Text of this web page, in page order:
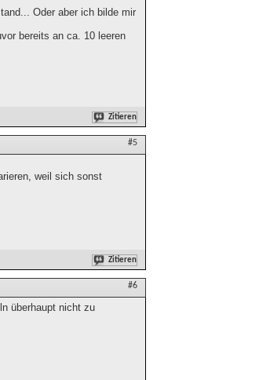
Oder aber ich bilde mir
bereits an ca. 10 leeren
Zitieren
#5
weil sich sonst
Zitieren
#6
überhaupt nicht zu